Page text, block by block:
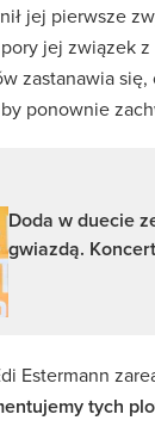
jej pierwsze
jej związek
zastanawia
ponownie
Doda w duecie
gwiazdą.
Estermann
tych